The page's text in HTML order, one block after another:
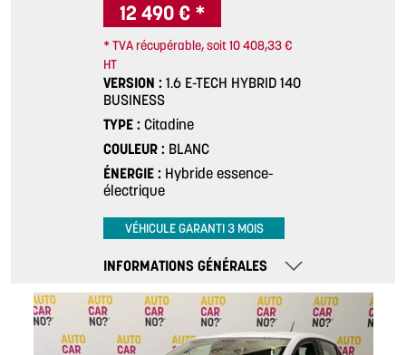
12 490 € *
* TVA récupérable, soit 10 408,33 €
HT
VERSION
1.6 E-TECH HYBRID 140
BUSINESS
TYPE
Citadine
COULEUR
BLANC
ÉNERGIE
Hybride essence-
électrique
VÉHICULE GARANTI 3 MOIS
INFORMATIONS GÉNÉRALES